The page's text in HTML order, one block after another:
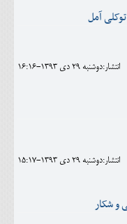
آمل
انتشار:دوشنبه 29 دی 1393-16:16
انتشار:دوشنبه 29 دی 1393-15:17
و شکار